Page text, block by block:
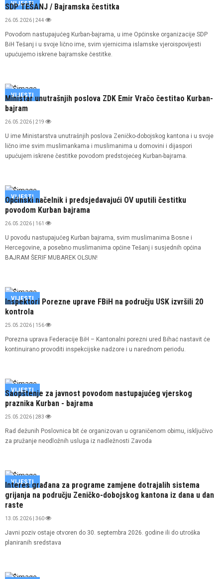
VIJESTI
SDP TEŠANJ / Bajramska čestitka
26.05.2026 | 244
Povodom nastupajućeg Kurban-bajrama, u ime Općinske organizacije SDP
BiH Tešanj i u svoje lično ime, svim vjernicima islamske vjeroispovijesti
upućujemo iskrene bajramske čestitke.
VIJESTI
Ministar unutrašnjih poslova ZDK Emir Vračo čestitao Kurban-
bajram
26.05.2026 | 219
U ime Ministarstva unutrašnjih poslova Zeničko-dobojskog kantona i u svoje
lično ime svim muslimankama i muslimanima u domovini i dijaspori
upućujem iskrene čestitke povodom predstojećeg Kurban-bajrama.
VIJESTI
Općinski načelnik i predsjedavajući OV uputili čestitku
povodom Kurban bajrama
26.05.2026 | 161
U povodu nastupajućeg Kurban bajrama, svim muslimanima Bosne i
Hercegovine, a posebno muslimanima općine Tešanj i susjednih općina
BAJRAM ŠERIF MUBAREK OLSUN!
VIJESTI
Inspektori Porezne uprave FBiH na području USK izvršili 20
kontrola
25.05.2026 | 156
Porezna uprava Federacije BiH – Kantonalni porezni ured Bihać nastavit će
kontinuirano provoditi inspekcijske nadzore i u narednom periodu.
VIJESTI
Saopštenje za javnost povodom nastupajućeg vjerskog
praznika Kurban - bajrama
25.05.2026 | 283
Rad dežunih Poslovnica bit će organizovan u ograničenom obimu, isključivo
za pružanje neodložnih usluga iz nadležnosti Zavoda
VIJESTI
Interes građana za programe zamjene dotrajalih sistema
grijanja na području Zeničko-dobojskog kantona iz dana u dan
raste
13.05.2026 | 360
Javni poziv ostaje otvoren do 30. septembra 2026. godine ili do utroška
planiranih sredstava